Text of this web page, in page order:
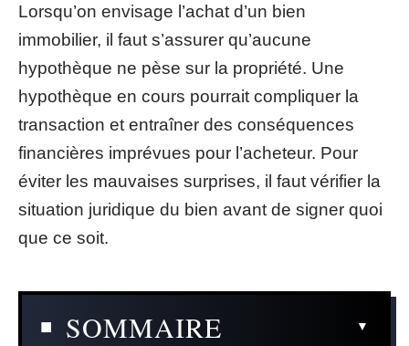
Lorsqu’on envisage l’achat d’un bien
immobilier, il faut s’assurer qu’aucune
hypothèque ne pèse sur la propriété. Une
hypothèque en cours pourrait compliquer la
transaction et entraîner des conséquences
financières imprévues pour l’acheteur. Pour
éviter les mauvaises surprises, il faut vérifier la
situation juridique du bien avant de signer quoi
que ce soit.
SOMMAIRE